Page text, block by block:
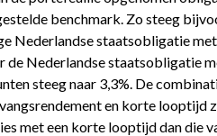
benchmark. Zo steeg
Nederlandse staatsobligatie
de Nederlandse staatsobligatie
steeg naar 3,3%. De
en korte looptijd
met een korte looptijd dan die